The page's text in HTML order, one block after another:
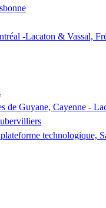
-Lacaton & Vassal,
de Guyane, Cayenne -
technologique,